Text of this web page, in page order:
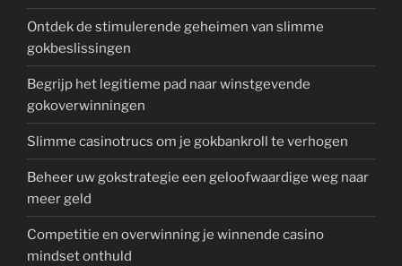
Ontdek de stimulerende geheimen van slimme
gokbeslissingen
Begrijp het legitieme pad naar winstgevende
gokoverwinningen
Slimme casinotrucs om je gokbankroll te verhogen
Beheer uw gokstrategie een geloofwaardige weg naar
meer geld
Competitie en overwinning je winnende casino
mindset onthuld